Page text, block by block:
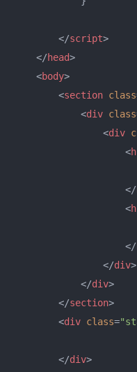
</script>
</head>
<body>
<section class
<div class
<div
<
</
<
</
</div>
</div>
</section>
<div class=
</div>